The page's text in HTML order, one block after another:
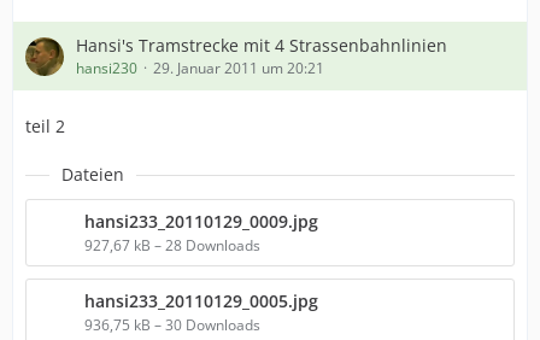
Hansi's Tramstrecke mit 4 Strassenbahnlinien
hansi230 29. Januar 2011 um 20:21
teil 2
Dateien
hansi233_20110129_0009.jpg
927,67 kB – 28 Downloads
hansi233_20110129_0005.jpg
936,75 kB – 30 Downloads